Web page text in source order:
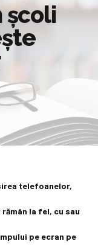
școli
telefoanelor,
la fel, cu sau
pe ecran pe